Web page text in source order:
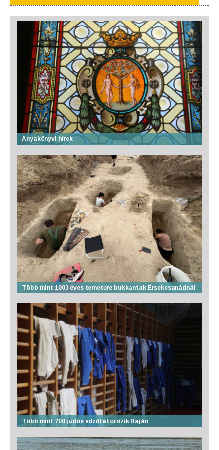
Anyakönyvi hírek
Több mint 1000 éves temetőre bukkantak Érsekcsanádnál
Több mint 700 judós edzőtáborozik Baján